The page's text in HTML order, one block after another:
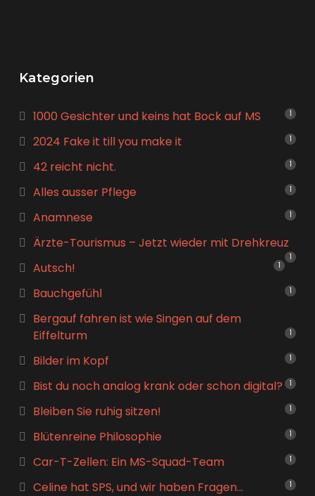
Kategorien
1000 Gesichter und keins hat Bock auf MS 1
2024 Fake it till you make it 1
42 reicht nicht. 1
Alles ausser Pflege 1
Anamnese 1
Ärzte-Tourismus – Jetzt wieder mit Drehkreuz
1
Autsch! 1
Bauchgefühl 1
Bergauf fahren ist wie Singen auf dem
Eiffelturm
1
Bilder im Kopf 1
Bist du noch analog krank oder schon digital? 1
Bleiben Sie ruhig sitzen! 1
Blütenreine Philosophie 1
Car-T-Zellen: Ein MS-Squad-Team 1
Celine hat SPS, und wir haben Fragen… 1